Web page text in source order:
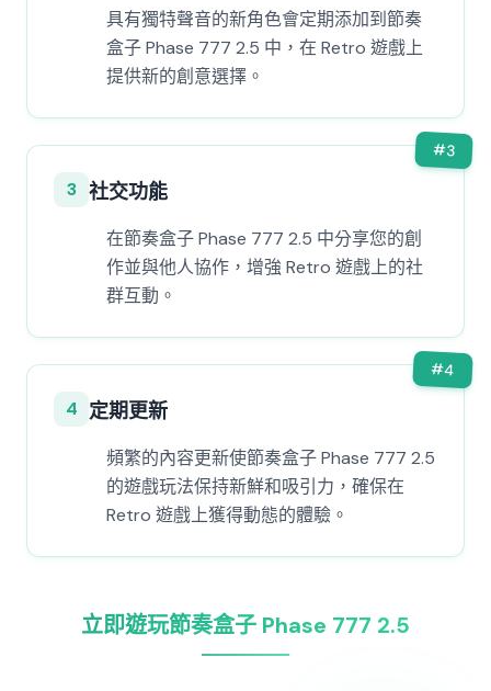
具有獨特聲音的新角色會定期添加到節奏
盒子 Phase 777 2.5 中，在 Retro 遊戲上
提供新的創意選擇。
#3
3 社交功能
在節奏盒子 Phase 777 2.5 中分享您的創
作並與他人協作，增強 Retro 遊戲上的社
群互動。
#4
4 定期更新
頻繁的內容更新使節奏盒子 Phase 777 2.5
的遊戲玩法保持新鮮和吸引力，確保在
Retro 遊戲上獲得動態的體驗。
立即遊玩節奏盒子 Phase 777 2.5